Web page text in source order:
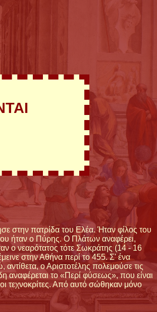
στην πατρίδα του Ελέα. Ήταν φίλος του
ήταν ο Πύρης. Ο Πλάτων αναφέρει,
ο νεαρότατος τότε Σωκράτης (14 - 16
στην Αθήνα περί το 455. Σ' ένα
ο Αριστοτέλης πολεμούσε τις
αναφέρεται το «Περί φύσεως», που είναι
τεχνοκρίτες. Από αυτό σώθηκαν μόνο